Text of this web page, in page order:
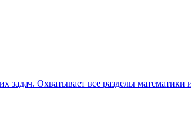
Охватывает все разделы математики